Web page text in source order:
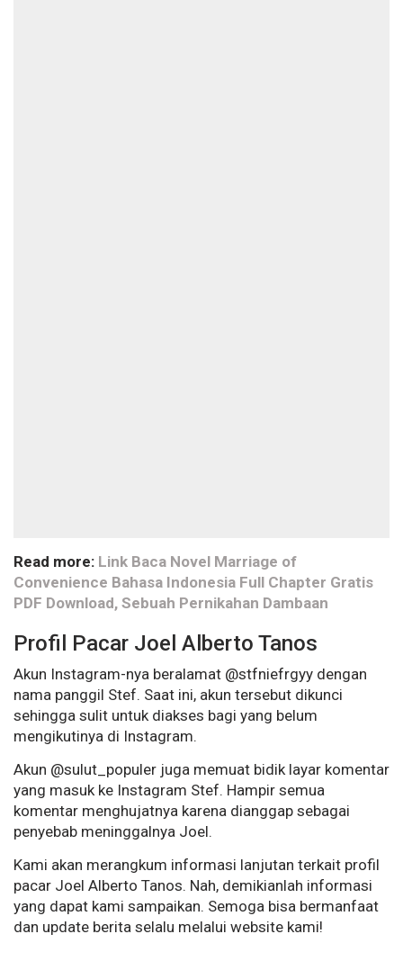
Read more: Link Baca Novel Marriage of
Convenience Bahasa Indonesia Full Chapter Gratis
PDF Download, Sebuah Pernikahan Dambaan
Profil Pacar Joel Alberto Tanos
Akun Instagram-nya beralamat @stfniefrgyy dengan
nama panggil Stef. Saat ini, akun tersebut dikunci
sehingga sulit untuk diakses bagi yang belum
mengikutinya di Instagram.
Akun @sulut_populer juga memuat bidik layar komentar
yang masuk ke Instagram Stef. Hampir semua
komentar menghujatnya karena dianggap sebagai
penyebab meninggalnya Joel.
Kami akan merangkum informasi lanjutan terkait profil
pacar Joel Alberto Tanos. Nah, demikianlah informasi
yang dapat kami sampaikan. Semoga bisa bermanfaat
dan update berita selalu melalui website kami!